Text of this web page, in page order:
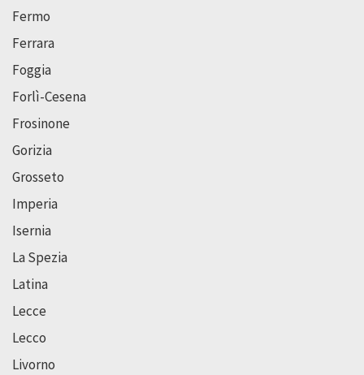
Fermo
Ferrara
Foggia
Forlì-Cesena
Frosinone
Gorizia
Grosseto
Imperia
Isernia
La Spezia
Latina
Lecce
Lecco
Livorno